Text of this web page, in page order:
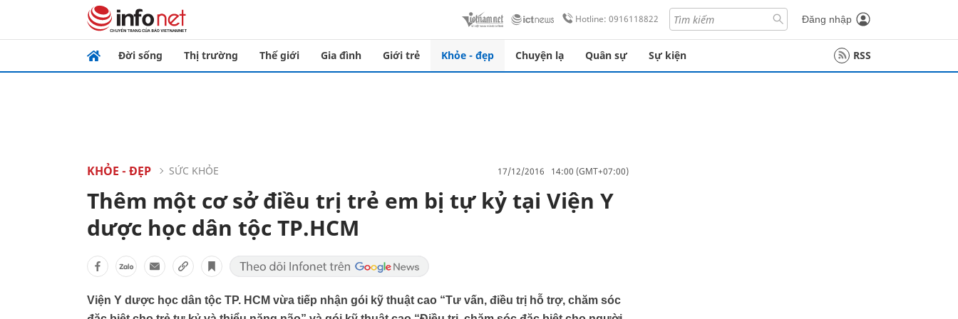
Hotline: 0916118822 Đăng nhập
Đời sống Thị trường Thế giới Gia đình Giới trẻ Khỏe - đẹp Chuyện lạ Quân sự Sự kiện RSS
KHỎE - ĐẸP SỨC KHỎE 17/12/2016 14:00 (GMT+07:00)
Thêm một cơ sở điều trị trẻ em bị tự kỷ tại Viện Y
dược học dân tộc TP.HCM
Viện Y dược học dân tộc TP. HCM vừa tiếp nhận gói kỹ thuật cao “Tư vấn, điều trị hỗ trợ, chăm sóc